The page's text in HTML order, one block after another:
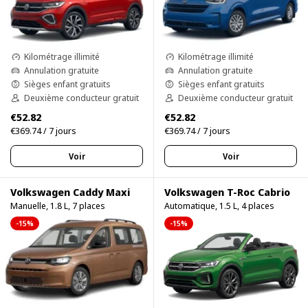
Kilométrage illimité
Annulation gratuite
Sièges enfant gratuits
Deuxième conducteur gratuit
€52.82
€369.74 / 7 jours
Voir
Kilométrage illimité
Annulation gratuite
Sièges enfant gratuits
Deuxième conducteur gratuit
€52.82
€369.74 / 7 jours
Voir
Volkswagen Caddy Maxi
Manuelle, 1.8 L, 7 places
-15%
Volkswagen T-Roc Cabrio
Automatique, 1.5 L, 4 places
-15%